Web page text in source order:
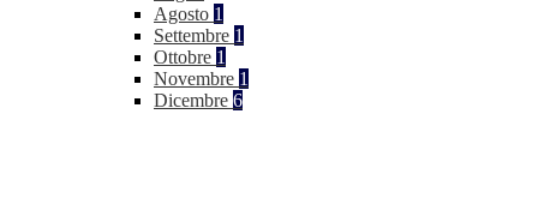
Agosto 1
Settembre 1
Ottobre 1
Novembre 1
Dicembre 6